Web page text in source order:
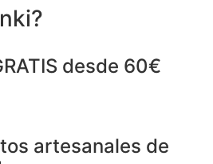
desde 60€
artesanales de